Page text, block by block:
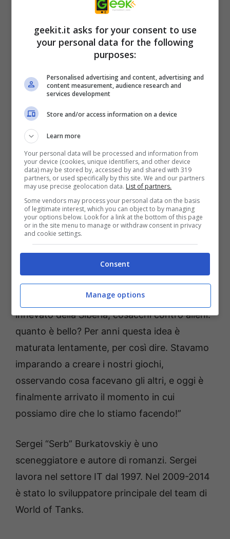
the Worlds: Siberia
: “Quando stavamo
sviluppando il concetto di Siberia, le nostre
emotivamente risonanti e ricchi di narrativa
nostro obiettivo principale è raccontare una
storia interessante e credibile, presentare al
giocatore un cast di personaggi pittoreschi e
immergerlo in un’avventura spettacolare su
larga scala”.
Sergei “SerB” Burkatovskiy, sceneggiatore,
autore: “L’idea della
The War of the Worlds:
durante una conferenza degli sviluppatori di
videogiochi un tempo popolare nel 2005.
Treppiedi marziani contro il paesaggio
innevato della Siberia, cosacchi contro alieni:
quanto è bello? Per anni questa idea è
maturata lentamente, per così dire. Stavamo
imparando a creare i nostri giochi,
osservando cosa facevano gli altri, e oggi è
finalmente arrivato il momento in cui
possiamo dire che lo stiamo facendo!”
Sergei “Serb” Burkatovskiy è uno
sceneggiatore e autore di romanzi. Sergei
lavora nel settore IT dal 1997. Nel 2009-2014
è stato lo sviluppatore principale del team di
World of Tanks.
geekit.it asks for your consent to use
your personal data for the following
purposes:
Personalised advertising and content, advertising and
content measurement, audience research and
services development
Store and/or access information on a device
Learn more
Your personal data will be processed and information from
your device (cookies, unique identifiers, and other device
data) may be stored by, accessed by and shared with 319
partners, or used specifically by this site. We and our partners
may use precise geolocation data. List of partners.
Some vendors may process your personal data on the basis
of legitimate interest, which you can object to by managing
your options below. Look for a link at the bottom of this page
or in the site menu to manage or withdraw consent in privacy
and cookie settings.
Consent
Manage options